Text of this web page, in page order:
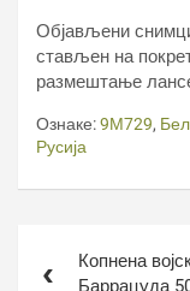
Објављени
стављен на
размештање
Ознаке:9М729,
Русија
чланкаКопнена
Баррацуда